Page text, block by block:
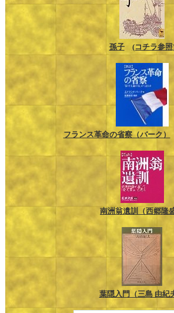
孫子 (コチラ参照
フランス革命の省察（バーク）
南洲翁遺訓（西郷隆盛
葉隠入門（三島 由紀